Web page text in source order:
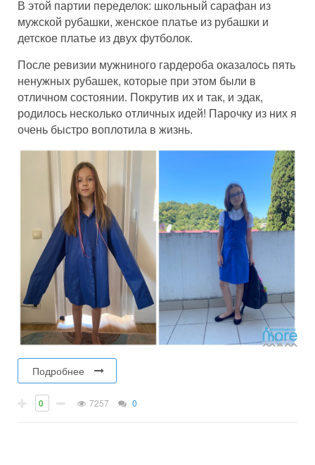
В этой партии переделок: школьный сарафан из
мужской рубашки, женское платье из рубашки и
детское платье из двух футболок.
После ревизии мужниного гардероба оказалось пять
ненужных рубашек, которые при этом были в
отличном состоянии. Покрутив их и так, и эдак,
родилось несколько отличных идей! Парочку из них я
очень быстро воплотила в жизнь.
Подробнее
0 7257 0